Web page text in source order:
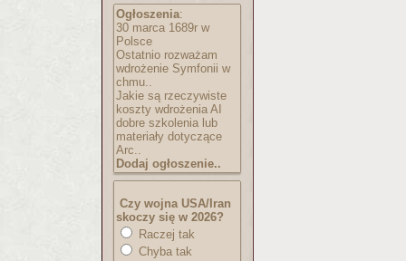
Ogłoszenia:
30 marca 1689r w
Polsce
Ostatnio rozważam
wdrożenie Symfonii w
chmu..
Jakie są rzeczywiste
koszty wdrożenia AI
dobre szkolenia lub
materiały dotyczące
Arc..
Dodaj ogłoszenie..
Czy wojna USA/Iran
skoczy się w 2026?
Raczej tak
Chyba tak